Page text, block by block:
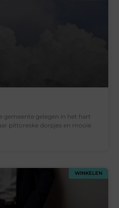
gemeente gelegen in het hart
pittoreske dorpjes en mooie
WINKELEN